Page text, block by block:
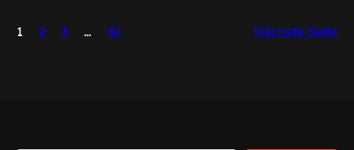
1 2 3 … 32 Nächste Seite